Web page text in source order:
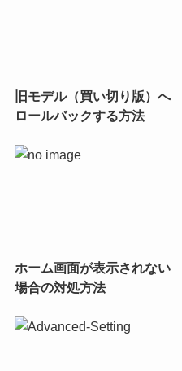
旧モデル（買い切り版）へ
ロールバックする方法
ホーム画面が表示されない
場合の対処方法